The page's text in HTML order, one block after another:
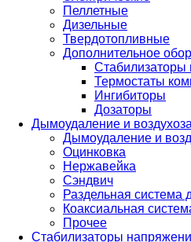
Пеллетные
Дизельные
Твердотопливные
Дополнительное
Стабилизаторы
Термостаты
Ингибиторы
Дозаторы
Дымоудаление и
Дымоудаление и
Оцинковка
Нержавейка
Сэндвич
Раздельная система
Коаксиальная
Прочее
Стабилизаторы